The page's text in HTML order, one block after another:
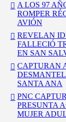
A LOS 97
ROMPER
AVIÓN
REVELAN
FALLECIÓ
EN SAN
CAPTURAN
SANTA ANA
PNC
PRESUNTA
MUJER